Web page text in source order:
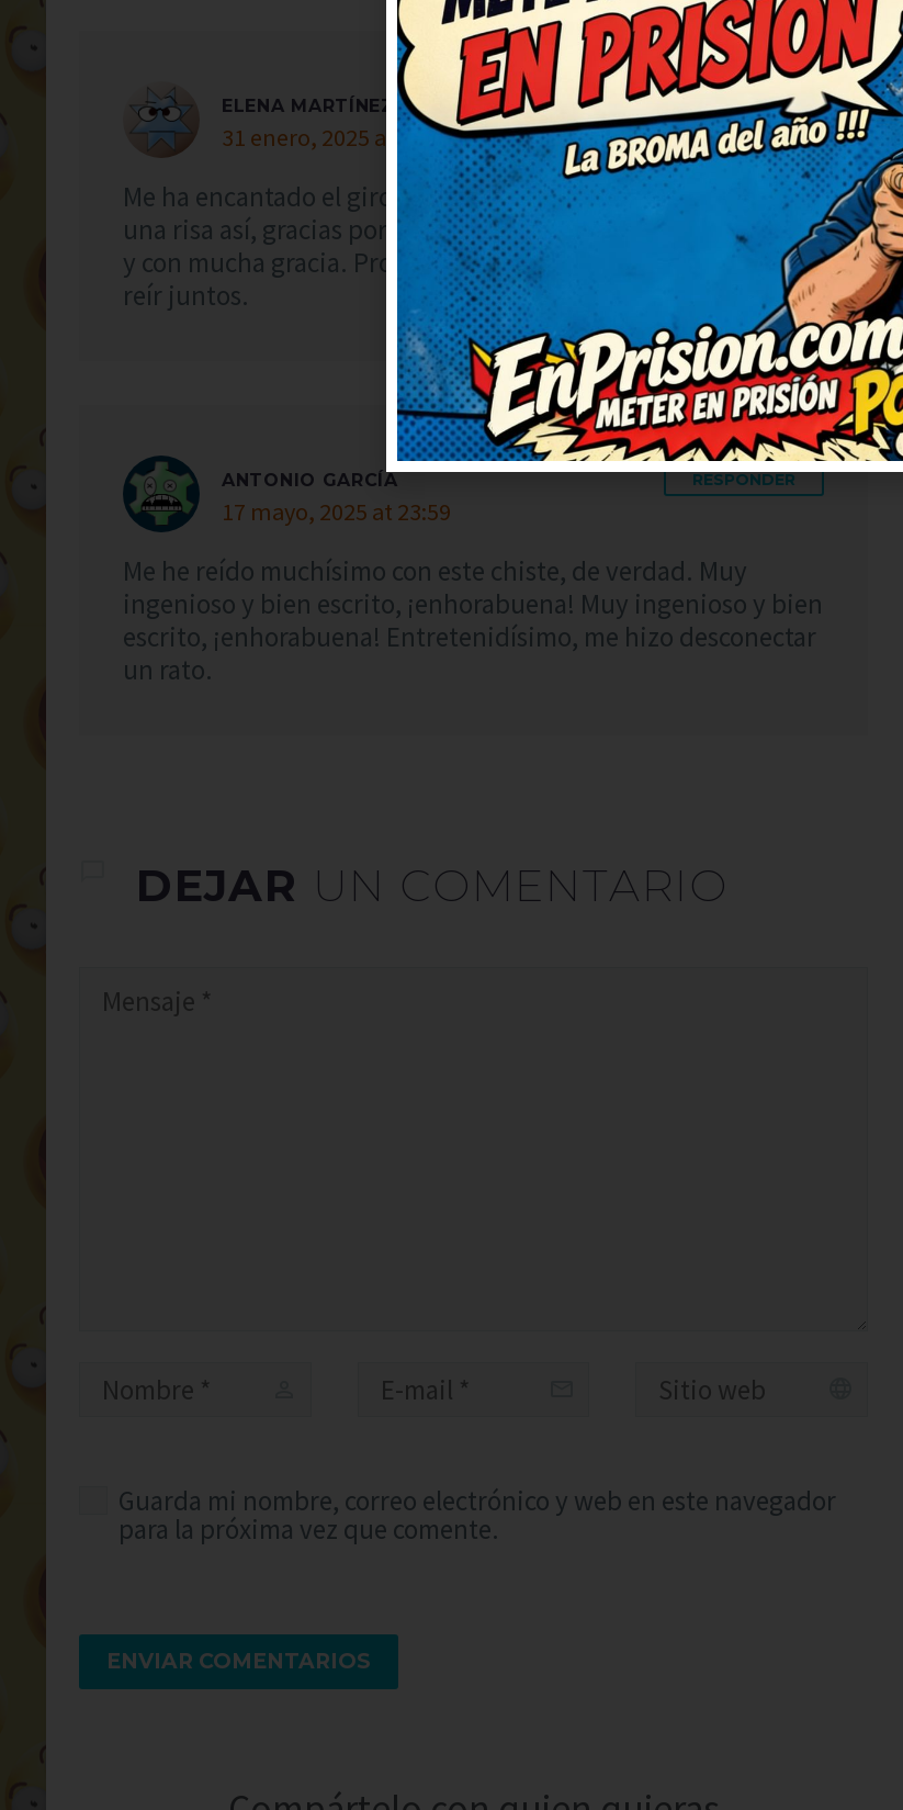
ELENA MARTÍNEZ
31 enero, 2025 at 18:19
RESPONDER
Me ha encantado el giro final, súper ingenioso. Necesitaba
una risa así, gracias por publicarlo. Así da gusto, humor sano
y con mucha gracia. Prometo contarlo en casa, nos encanta
reír juntos.
ANTONIO GARCÍA
17 mayo, 2025 at 23:59
RESPONDER
Me he reído muchísimo con este chiste, de verdad. Muy
ingenioso y bien escrito, ¡enhorabuena! Muy ingenioso y bien
escrito, ¡enhorabuena! Entretenidísimo, me hizo desconectar
un rato.
DEJAR UN COMENTARIO
Guarda mi nombre, correo electrónico y web en este navegador
para la próxima vez que comente.
ENVIAR COMENTARIOS